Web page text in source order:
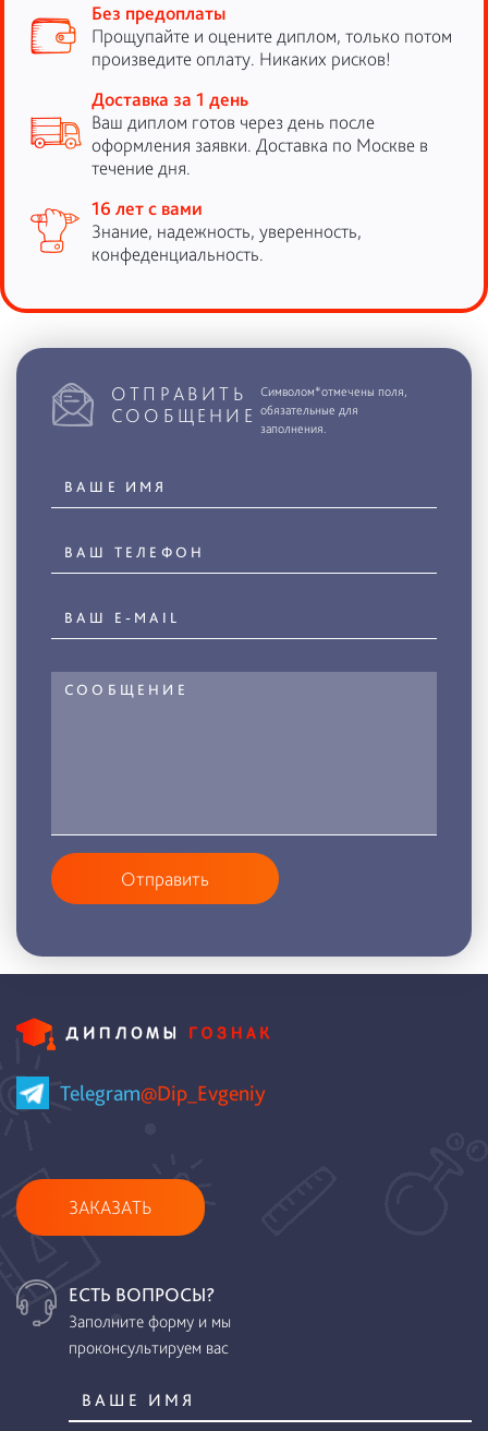
Без предоплаты
Прощупайте и оцените диплом, только потом
произведите оплату. Никаких рисков!
Доставка за 1 день
Ваш диплом готов через день после
оформления заявки. Доставка по Москве в
течение дня.
16 лет с вами
Знание, надежность, уверенность,
конфеденциальность.
ОТПРАВИТЬ
СООБЩЕНИЕ
Символом*отмечены поля,
обязательные для
заполнения.
Отправить
Telegram@Dip_Evgeniy
ЗАКАЗАТЬ
ЕСТЬ ВОПРОСЫ?
Заполните форму и мы
проконсультируем вас